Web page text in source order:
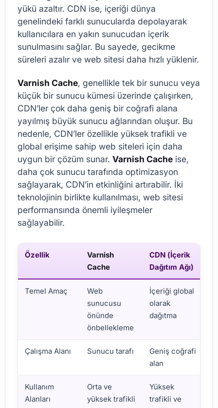
yükü azaltır. CDN ise, içeriği dünya
genelindeki farklı sunucularda depolayarak
kullanıcılara en yakın sunucudan içerik
sunulmasını sağlar. Bu sayede, gecikme
süreleri azalır ve web sitesi daha hızlı yüklenir.
Varnish Cache, genellikle tek bir sunucu veya
küçük bir sunucu kümesi üzerinde çalışırken,
CDN’ler çok daha geniş bir coğrafi alana
yayılmış büyük sunucu ağlarından oluşur. Bu
nedenle, CDN’ler özellikle yüksek trafikli ve
global erişime sahip web siteleri için daha
uygun bir çözüm sunar. Varnish Cache ise,
daha çok sunucu tarafında optimizasyon
sağlayarak, CDN’in etkinliğini artırabilir. İki
teknolojinin birlikte kullanılması, web sitesi
performansında önemli iyileşmeler
sağlayabilir.
Özellik
Varnish
Cache
CDN (İçerik
Dağıtım Ağı)
Temel Amaç
Web
sunucusu
önünde
önbellekleme
İçeriği global
olarak
dağıtma
Çalışma Alanı Sunucu tarafı
Geniş coğrafi
alan
Kullanım
Alanları
Orta ve
yüksek trafikli
Yüksek
trafikli ve